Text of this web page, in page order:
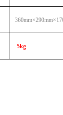
5kg